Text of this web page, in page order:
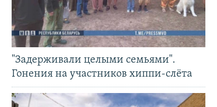
"Задерживали целыми семьями".
Гонения на участников хиппи-слёта